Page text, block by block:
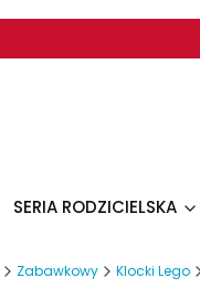
SERIA RODZICIELSKA
Zabawkowy Klocki Lego